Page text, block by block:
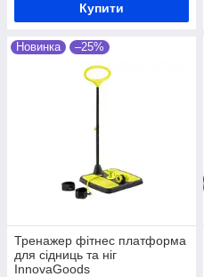
Купити
Новинка –25%
Тренажер фітнес платформа
для сідниць та ніг
InnovaGoods